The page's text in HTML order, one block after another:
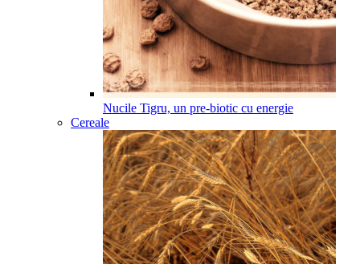
Nucile Tigru, un pre-biotic cu energie
Cereale